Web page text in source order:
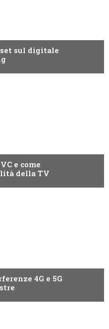
sul digitale
e come
della TV
4G e 5G